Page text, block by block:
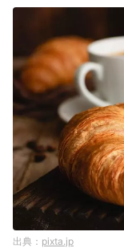
pixta.jp